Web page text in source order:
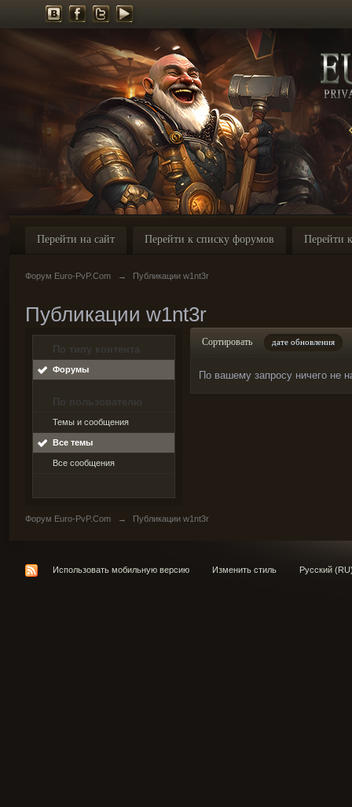
Перейти на сайт Перейти к списку форумов Перейти
Форум Euro-PvP.Com → Публикации w1nt3r
Публикации w1nt3r
По типу контента
Форумы
По пользователю
Темы и сообщения
Все темы
Все сообщения
Сортировать дате обновления
По вашему запросу ничего не
Форум Euro-PvP.Com → Публикации w1nt3r
Использовать мобильную версию Изменить стиль Русский